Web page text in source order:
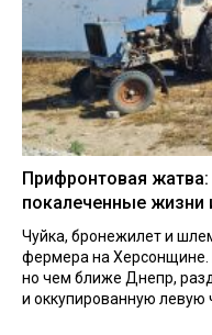
Прифронтовая
покалеченные жизни
Чуйка, бронежилет и
фермера на Херсонщине.
но чем ближе Днепр,
и оккупированную левую